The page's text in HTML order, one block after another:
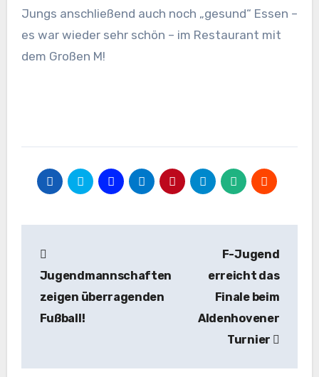
Jungs anschließend auch noch „gesund“ Essen –
es war wieder sehr schön – im Restaurant mit
dem Großen M!
Jugendmannschaften
zeigen überragenden
Fußball!
F-Jugend
erreicht das
Finale beim
Aldenhovener
Turnier